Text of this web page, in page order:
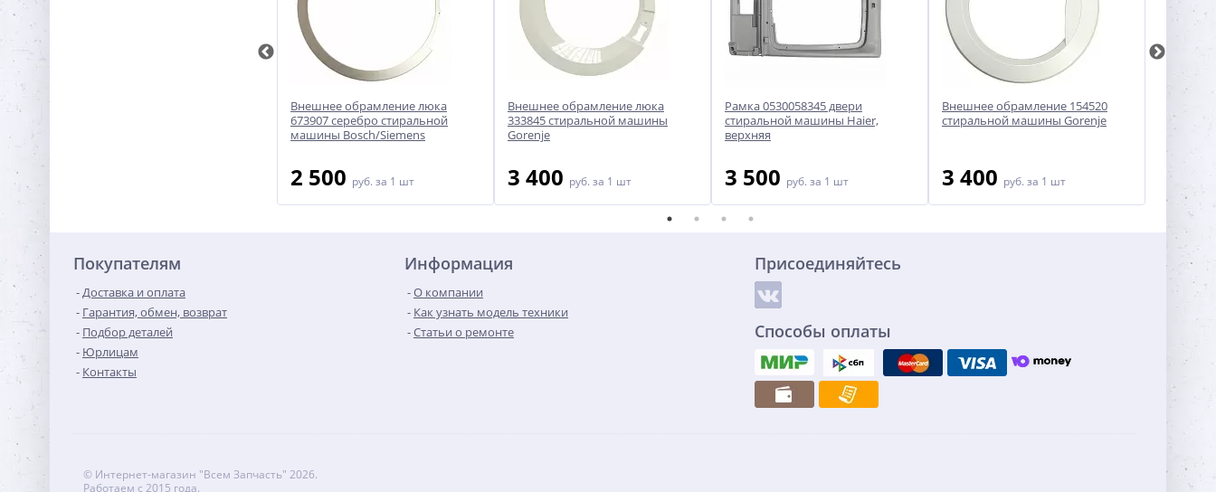
Внешнее обрамление люка
673907 серебро стиральной
машины Bosch/Siemens
2 500 руб. за 1 шт
Внешнее обрамление люка
333845 стиральной машины
Gorenje
3 400 руб. за 1 шт
Рамка 0530058345 двери
стиральной машины Haier,
верхняя
3 500 руб. за 1 шт
Внешнее обрамление 154520
стиральной машины Gorenje
3 400 руб. за 1 шт 2
Покупателям
Доставка и оплата
Гарантия, обмен, возврат
Подбор деталей
Юрлицам
Контакты
Информация
О компании
Как узнать модель техники
Статьи о ремонте
Присоединяйтесь
Способы оплаты
© Интернет-магазин "Всем Запчасть" 2026.
Работаем с 2015 года.